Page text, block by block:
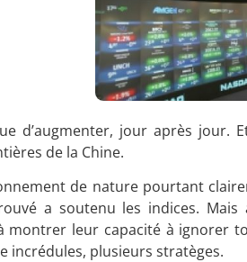
d’augmenter, jour après jour.
de la Chine.
de nature pourtant
a soutenu les indices. Mais
montrer leur capacité à ignorer
incrédules, plusieurs stratèges.